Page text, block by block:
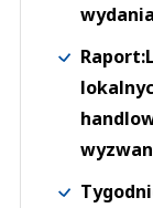
wydania